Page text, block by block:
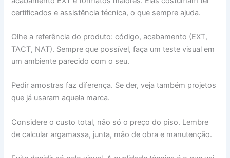
certificados e assistência técnica, o que sempre ajuda.
Olhe a referência do produto: código, acabamento (EXT,
TACT, NAT). Sempre que possível, faça um teste visual em
um ambiente parecido com o seu.
Pedir amostras faz diferença. Se der, veja também projetos
que já usaram aquela marca.
Considere o custo total, não só o preço do piso. Lembre
de calcular argamassa, junta, mão de obra e manutenção.